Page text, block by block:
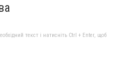
текст і натисніть Ctrl + Enter, щоб